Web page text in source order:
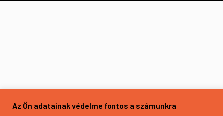
Az Ön adatainak védelme fontos a számunkra